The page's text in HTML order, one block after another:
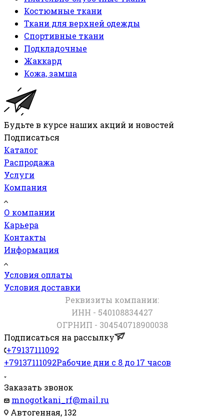
Костюмные ткани
Ткани для верхней одежды
Спортивные ткани
Подкладочные
Жаккард
Кожа, замша
Будьте в курсе наших акций и новостей
Подписаться
Каталог
Распродажа
Услуги
Компания
О компании
Карьера
Контакты
Информация
Условия оплаты
Условия доставки
Реквизиты компании:
ИНН - 540108834427
ОГРНИП - 304540718900038
Подписаться на рассылку
+79137111092
+79137111092Рабочие дни с 8 до 17 часов
Заказать звонок
mnogotkani_rf@mail.ru
Автогенная, 132